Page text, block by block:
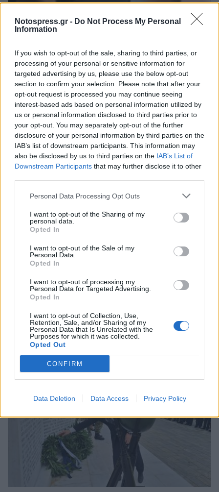
Notospress.gr - Do Not Process My Personal
Information
If you wish to opt-out of the sale, sharing to third parties, or
processing of your personal or sensitive information for
targeted advertising by us, please use the below opt-out
section to confirm your selection. Please note that after your
opt-out request is processed you may continue seeing
interest-based ads based on personal information utilized by
us or personal information disclosed to third parties prior to
your opt-out. You may separately opt-out of the further
disclosure of your personal information by third parties on the
IAB’s list of downstream participants. This information may
also be disclosed by us to third parties on the IAB’s List of
Downstream Participants that may further disclose it to other
Personal Data Processing Opt Outs
I want to opt-out of the Sharing of my
personal data.
Opted In
I want to opt-out of the Sale of my
Personal Data.
Opted In
I want to opt-out of processing my
Personal Data for Targeted Advertising.
Opted In
I want to opt-out of Collection, Use,
Retention, Sale, and/or Sharing of my
Personal Data that Is Unrelated with the
Purposes for which it was collected.
Opted Out
CONFIRM
Data Deletion Data Access Privacy Policy
Αποδοκίμασαν Τασούλα και Μητσοτάκη στο
Μεσολόγγι - Την «πλήρωσε» και ο Δαβάκης
(video)
07/04/2026 12:44
Κολοκοτρώνης να φέρουμε την ελευθερία και
τη δικαιοσύνη
25/03/2026 19:37